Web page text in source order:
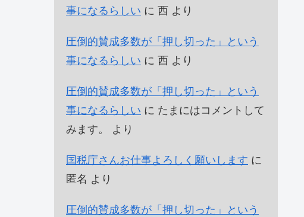
事になるらしい に 西 より
圧倒的賛成多数が「押し切った」という
事になるらしい に 西 より
圧倒的賛成多数が「押し切った」という
事になるらしい に たまにはコメントして
みます。
より
国税庁さんお仕事よろしく願いします に
匿名 より
圧倒的賛成多数が「押し切った」という